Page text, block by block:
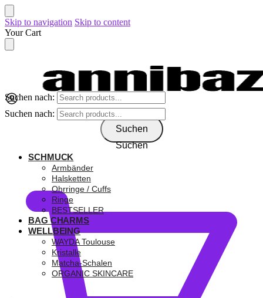
Skip to navigation Skip to content
Your Cart
Suchen nach:
Suchen
Suchen nach:
Suchen
SCHMUCK
Armbänder
Halsketten
Ohrringe / Cuffs
Ringe
BESTSELLER
BAG CHARMS
WELLBEING
WAYDA Toulouse
Kristalle
Matcha-Schalen
ORGANIC SKINCARE